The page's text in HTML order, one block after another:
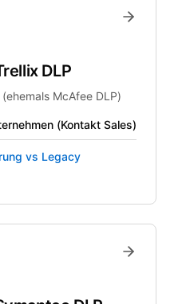
DLP
McAfee DLP)
(Kontakt Sales)
vs Legacy